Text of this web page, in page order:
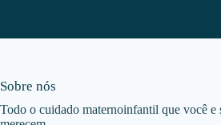
Sobre nós
Todo o cuidado maternoinfantil que você e